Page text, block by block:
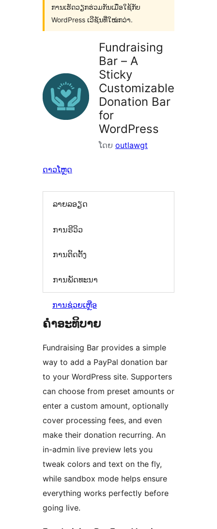
ການເຮັດວຽກຮ່ວມກັນເມື່ອໃຊ້ກັບ
WordPress ເວີຊັນທີ່ໃໝ່ກວ່າ.
Fundraising
Bar – A
Sticky
Customizable
Donation Bar
for
WordPress
ໂດຍ outlawgt
ດາວໂຫຼດ
ລາຍລອຽດ
ການຣີວິວ
ການຕິດຕັ້ງ
ການພັດທະນາ
ການຊ່ວຍເຫຼືອ
ຄຳອະທິບາຍ
Fundraising Bar provides a simple
way to add a PayPal donation bar
to your WordPress site. Supporters
can choose from preset amounts or
enter a custom amount, optionally
cover processing fees, and even
make their donation recurring. An
in-admin live preview lets you
tweak colors and text on the fly,
while sandbox mode helps ensure
everything works perfectly before
going live.